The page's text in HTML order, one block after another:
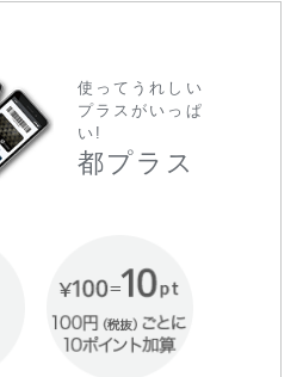
使ってうれしい
プラスがいっぱ
い!
都プラス